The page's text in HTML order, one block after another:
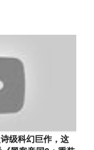
级科幻巨作，这